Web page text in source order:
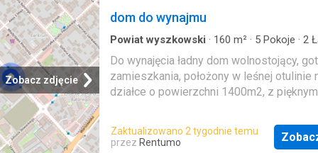
jeszcze nie był zamieszkiwany, świeżo po
wykończeniu i pachnie nowością. Dom
wykończony i oprócz kuchni i łazienek
nieumeblowany. Dom znajduje się na
osiedlu domów. Media: ogrzewanie
domu zaś ogrzewanie podłogowe, prąd,
samochód można parkować na
garażu. Cena miesięcznego najmu:
Zobacz zdjęcie
dom do wynajmu
Powiat wyszkowski · 160 m² · 5 Pokoje · 2
Do wynajęcia ładny dom wolnostojący,
zamieszkania, położony w leśnej otulinie
działce o powierzchni 1400m2, z
najmu: 8500,00 zł plus opłaty licznikowe.
parterze znajdują się: wiatrołap, hol / w
Zaktualizowano 2 tygodnie temu
przez Rentumo